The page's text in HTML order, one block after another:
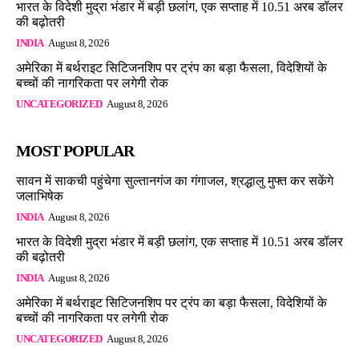
भारत के विदेशी मुद्रा भंडार में बड़ी छलांग, एक सप्ताह में 10.51 अरब डॉलर
की बढ़ोतरी
INDIA August 8, 2026
अमेरिका में बर्थराइट सिटिजनशिप पर ट्रंप का बड़ा फैसला, विदेशियों के
बच्चों की नागरिकता पर लगेगी रोक
UNCATEGORIZED August 8, 2026
MOST POPULAR
सावन में साकची पहुंचेगा सुल्तानगंज का गंगाजल, श्रद्धालु मुफ्त कर सकेंगे
जलाभिषेक
INDIA August 8, 2026
भारत के विदेशी मुद्रा भंडार में बड़ी छलांग, एक सप्ताह में 10.51 अरब डॉलर
की बढ़ोतरी
INDIA August 8, 2026
अमेरिका में बर्थराइट सिटिजनशिप पर ट्रंप का बड़ा फैसला, विदेशियों के
बच्चों की नागरिकता पर लगेगी रोक
UNCATEGORIZED August 8, 2026